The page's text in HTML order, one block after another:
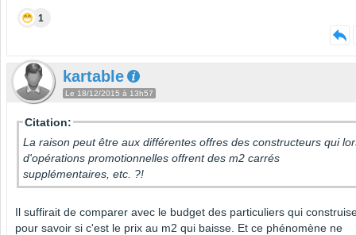
1
kartable
Le 18/12/2015 à 13h57
Citation:
La raison peut être aux différentes offres des constructeurs qui
d'opérations promotionnelles offrent des m2 carrés
supplémentaires, etc. ?!
Il suffirait de comparer avec le budget des particuliers qui
pour savoir si c'est le prix au m2 qui baisse. Et ce phénomène ne